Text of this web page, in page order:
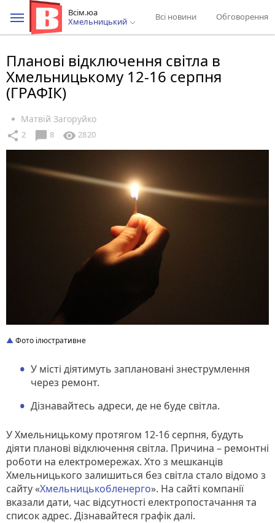
Всім.юа
Хмельницький
Всі новини Обговорення
Планові відключення світла в
Хмельницькому 12-16 серпня
(ГРАФІК)
Матвій Загоруйко
share 2 chat_bubble 8 visibility 2820
Фото ілюстративне
У місті діятимуть заплановані знеструмлення
через ремонт.
Дізнавайтесь адреси, де не буде світла.
У Хмельницькому протягом 12-16 серпня, будуть
діяти планові відключення світла. Причина – ремонтні
роботи на електромережах. Хто з мешканців
Хмельницького залишиться без світла стало відомо з
сайту «Хмельницькобленерго». На сайті компанії
вказали дати, час відсутності електропостачання та
список адрес. Дізнавайтеся графік далі.